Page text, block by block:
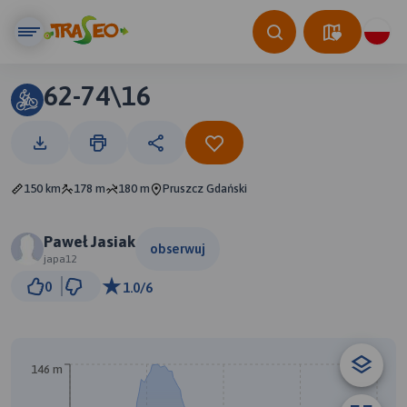
62-74\16
150 km 178 m 180 m Pruszcz Gdański
Paweł Jasiak
japa12
obserwuj
0 1.0/6
146 m